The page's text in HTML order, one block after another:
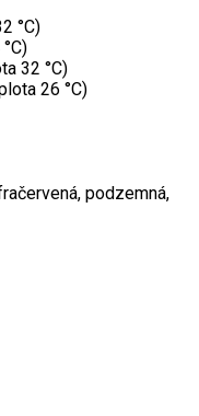
°C)
32 °C)
26 °C)
podzemná,